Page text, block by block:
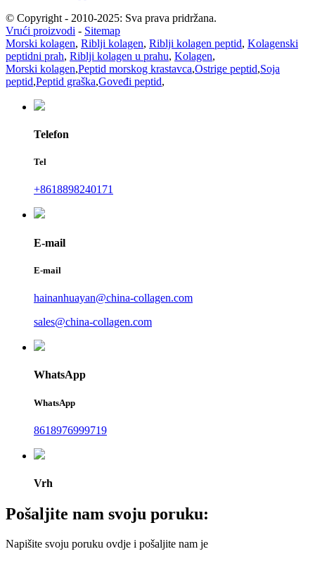
© Copyright - 2010-2025: Sva prava pridržana.
Vrući proizvodi - Sitemap
Morski kolagen, Riblji kolagen, Riblji kolagen peptid, Kolagenski
peptidni prah, Riblji kolagen u prahu, Kolagen,
Morski kolagen,Peptid morskog krastavca,Ostrige peptid,Soja
peptid,Peptid graška,Goveđi peptid,
Telefon
Tel
+8618898240171
E-mail
E-mail
hainanhuayan@china-collagen.com
sales@china-collagen.com
WhatsApp
WhatsApp
8618976999719
Vrh
Pošaljite nam svoju poruku:
Napišite svoju poruku ovdje i pošaljite nam je